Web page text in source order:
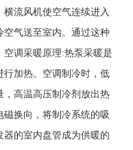
流风机使空气连续进入
空气送至室内。通过这种
调采暖原理:热泵采暖是
行加热。空调制冷时，低
，高温高压制冷剂放出热
换向，将制冷系统的吸
的室内盘管成为供暖的